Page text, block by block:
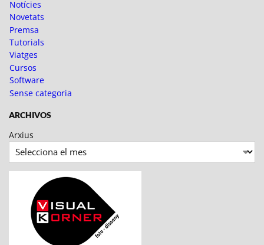
Notícies
Novetats
Premsa
Tutorials
Viatges
Cursos
Software
Sense categoria
ARCHIVOS
Arxius